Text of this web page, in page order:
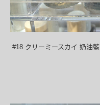
#18 クリーミースカイ 奶油藍